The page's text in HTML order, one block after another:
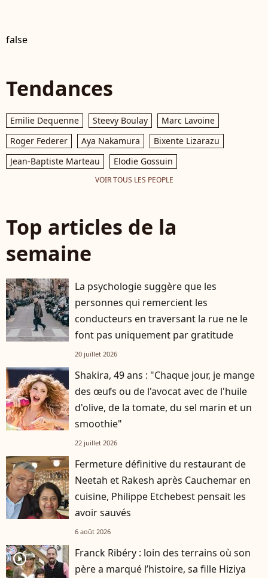
false
Tendances
Emilie Dequenne Steevy Boulay
Marc Lavoine
Roger Federer
Aya Nakamura
Bixente Lizarazu
Jean-Baptiste Marteau
Elodie Gossuin
VOIR TOUS LES PEOPLE
Top articles de la
semaine
La psychologie suggère que les
personnes qui remercient les
conducteurs en traversant la rue ne le
font pas uniquement par gratitude
20 juillet 2026
Shakira, 49 ans : "Chaque jour, je mange
des œufs ou de l'avocat avec de l'huile
d'olive, de la tomate, du sel marin et un
smoothie"
22 juillet 2026
Fermeture définitive du restaurant de
Neetah et Rakesh après Cauchemar en
cuisine, Philippe Etchebest pensait les
avoir sauvés
6 août 2026
player2
Franck Ribéry : loin des terrains où son
père a marqué l’histoire, sa fille Hiziya